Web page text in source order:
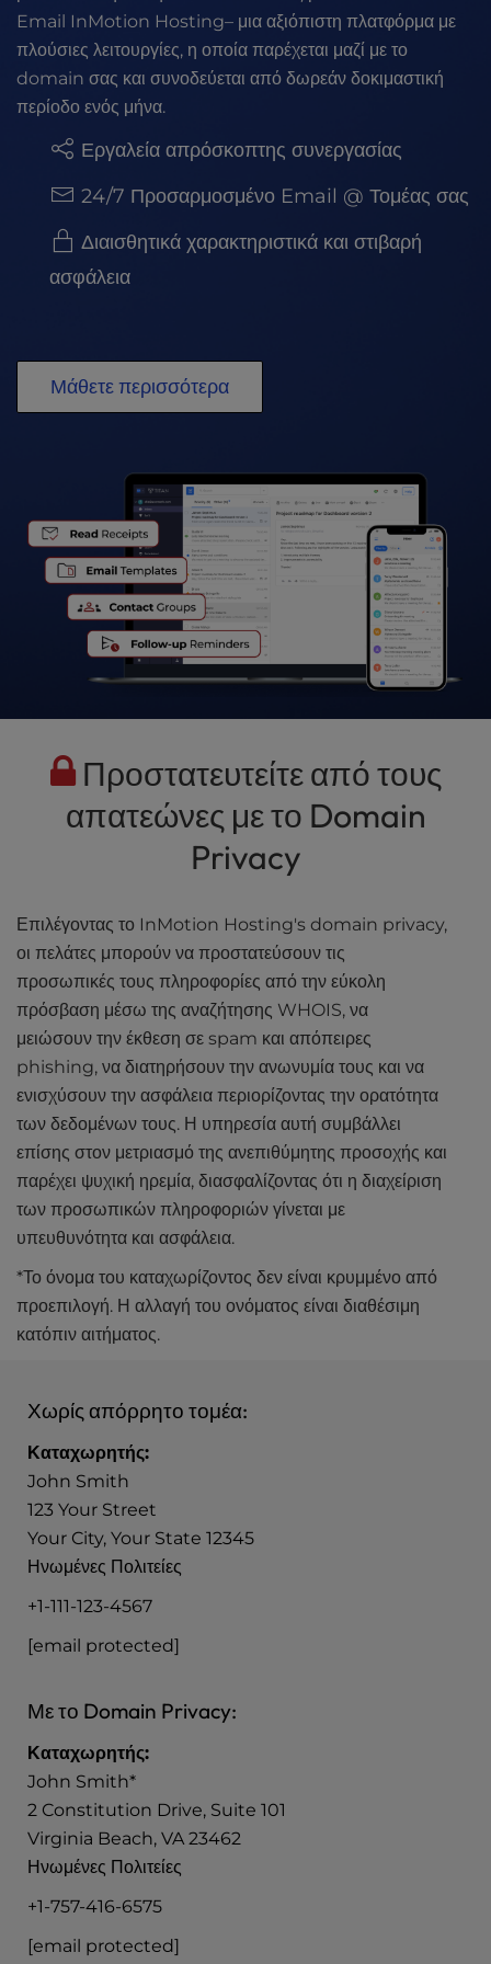
Email InMotion Hosting– μια αξιόπιστη πλατφόρμα με
πλούσιες λειτουργίες, η οποία παρέχεται μαζί με το
domain σας και συνοδεύεται από δωρεάν δοκιμαστική
περίοδο ενός μήνα.
Εργαλεία απρόσκοπτης συνεργασίας
24/7 Προσαρμοσμένο Email @ Τομέας σας
Διαισθητικά χαρακτηριστικά και στιβαρή
ασφάλεια
Μάθετε περισσότερα
Προστατευτείτε από τους
απατεώνες με το Domain
Privacy
Επιλέγοντας το InMotion Hosting's domain privacy,
οι πελάτες μπορούν να προστατεύσουν τις
προσωπικές τους πληροφορίες από την εύκολη
πρόσβαση μέσω της αναζήτησης WHOIS, να
μειώσουν την έκθεση σε spam και απόπειρες
phishing, να διατηρήσουν την ανωνυμία τους και να
ενισχύσουν την ασφάλεια περιορίζοντας την ορατότητα
των δεδομένων τους. Η υπηρεσία αυτή συμβάλλει
επίσης στον μετριασμό της ανεπιθύμητης προσοχής και
παρέχει ψυχική ηρεμία, διασφαλίζοντας ότι η διαχείριση
των προσωπικών πληροφοριών γίνεται με
υπευθυνότητα και ασφάλεια.
*Το όνομα του καταχωρίζοντος δεν είναι κρυμμένο από
προεπιλογή. Η αλλαγή του ονόματος είναι διαθέσιμη
κατόπιν αιτήματος.
Χωρίς απόρρητο τομέα:
Καταχωρητής:
John Smith
123 Your Street
Your City, Your State 12345
Ηνωμένες Πολιτείες
+1-111-123-4567
[email protected]
Με το Domain Privacy:
Καταχωρητής:
John Smith*
2 Constitution Drive, Suite 101
Virginia Beach, VA 23462
Ηνωμένες Πολιτείες
+1-757-416-6575
[email protected]